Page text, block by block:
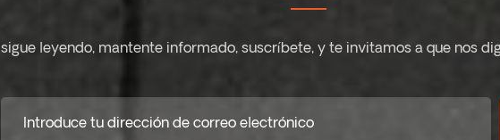
sigue leyendo, mantente informado, suscríbete, y te invitamos a que nos